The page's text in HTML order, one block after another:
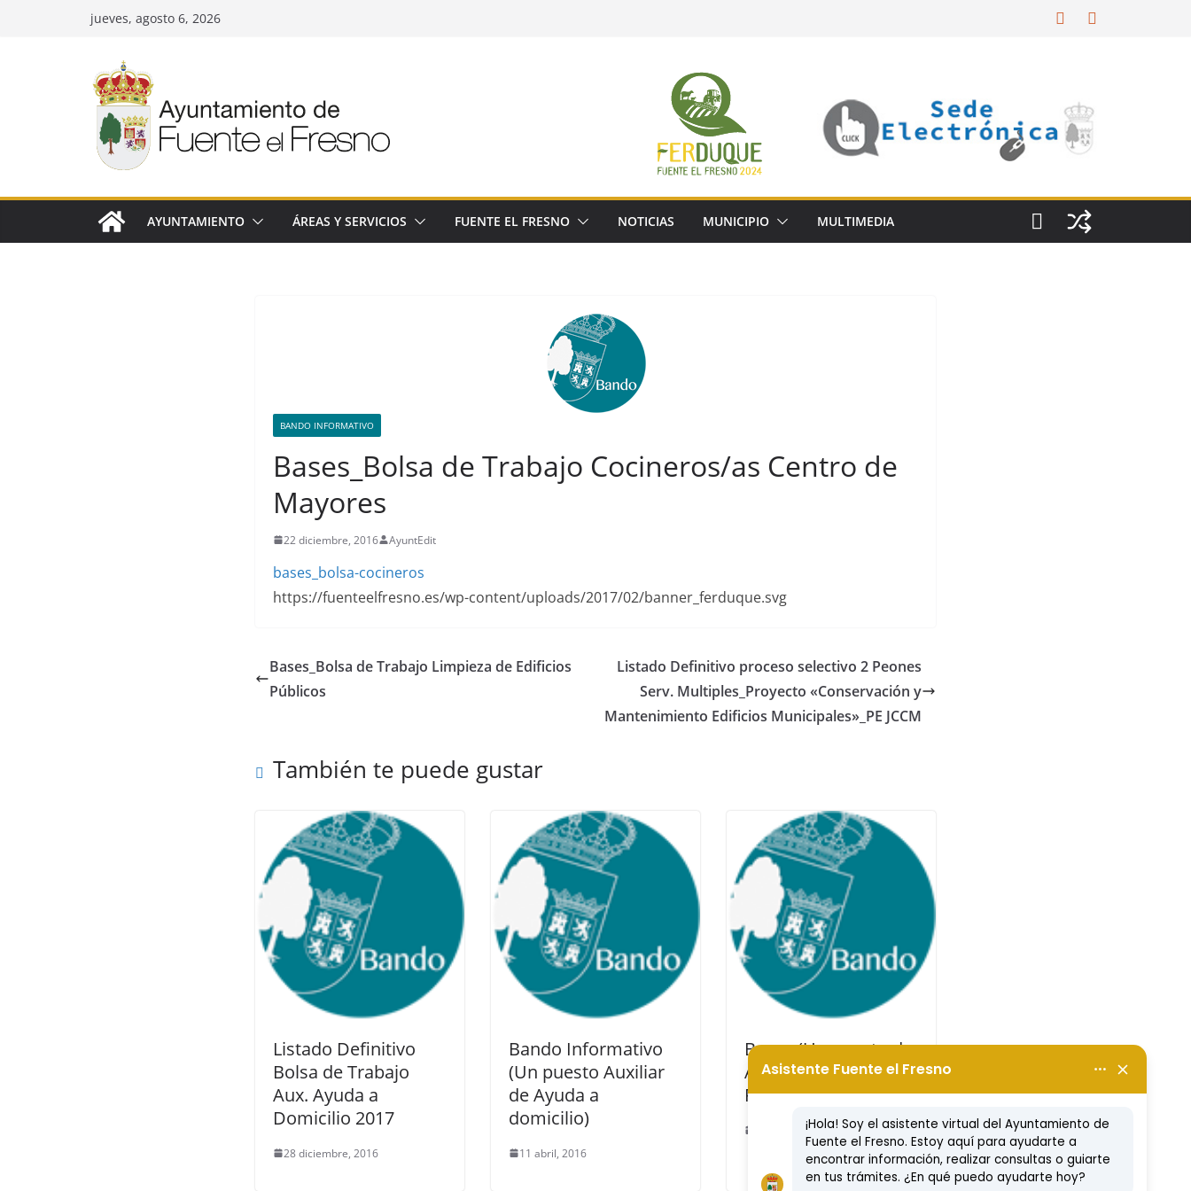
jueves, agosto 6, 2026
AYUNTAMIENTO ÁREAS Y SERVICIOS FUENTE EL FRESNO NOTICIAS MUNICIPIO MULTIMEDIA
BANDO INFORMATIVO
Bases_Bolsa de Trabajo Cocineros/as Centro de
Mayores
22 diciembre, 2016 AyuntEdit
bases_bolsa-cocineros
https://fuenteelfresno.es/wp-content/uploads/2017/02/banner_ferduque.svg
Bases_Bolsa de Trabajo Limpieza de Edificios
Públicos
Listado Definitivo proceso selectivo 2 Peones
Serv. Multiples_Proyecto «Conservación y
Mantenimiento Edificios Municipales»_PE JCCM
También te puede gustar
Listado Definitivo
Bolsa de Trabajo
Aux. Ayuda a
Domicilio 2017
28 diciembre, 2016
Bando Informativo
(Un puesto Auxiliar
de Ayuda a
domicilio)
11 abril, 2016
Bases (Un puesto de
Ayudante de Cocina,
PE EXT JCCM)
17 noviembre, 2016